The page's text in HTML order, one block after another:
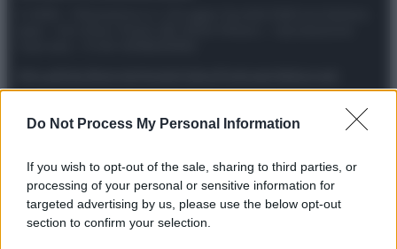
Do Not Process My Personal Information
If you wish to opt-out of the sale, sharing to third parties, or
processing of your personal or sensitive information for
targeted advertising by us, please use the below opt-out
section to confirm your selection.
Preferenze Privacy Privacy PolicyCookie PolicyNote legali